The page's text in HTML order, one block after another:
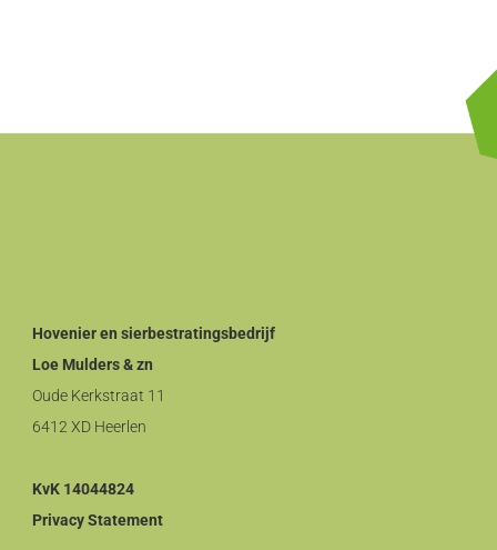
Hovenier en sierbestratingsbedrijf
Loe Mulders & zn
Oude Kerkstraat 11
6412 XD Heerlen
KvK 14044824
Privacy Statement